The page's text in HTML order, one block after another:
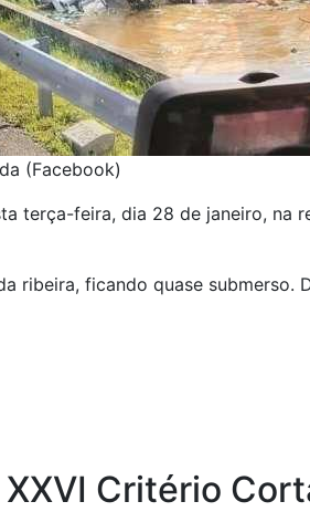
(Facebook)
terça-feira, dia 28 de janeiro, na
ribeira, ficando quase submerso.
Critério